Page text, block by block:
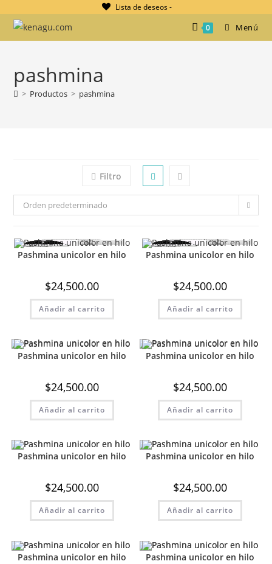
Lista de deseos -
0
Menú
pashmina
> Productos > pashmina
Filtro
Orden predeterminado
Pashmina unicolor en hilo
$24,500.00
Añadir al carrito
Pashmina unicolor en hilo
$24,500.00
Añadir al carrito
Pashmina unicolor en hilo
$24,500.00
Añadir al carrito
Pashmina unicolor en hilo
$24,500.00
Añadir al carrito
Pashmina unicolor en hilo
$24,500.00
Añadir al carrito
Pashmina unicolor en hilo
$24,500.00
Añadir al carrito
Pashmina unicolor en hilo Pashmina unicolor en hilo